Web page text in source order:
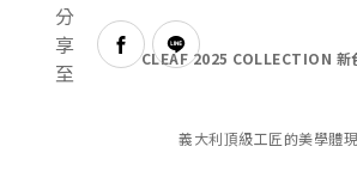
分
享
至
CLEAF 2025 COLLECTION 新
義大利頂級工匠的美學體現